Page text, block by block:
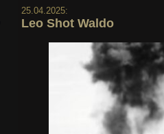
25.04.2025:
Leo Shot Waldo